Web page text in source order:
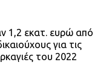
1,2 εκατ. ευρώ από
για τις
του 2022